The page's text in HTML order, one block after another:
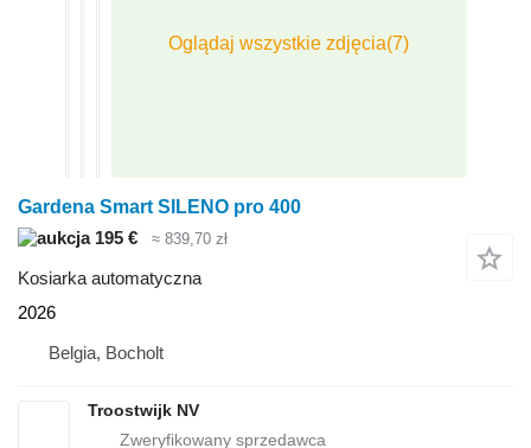
Gardena Smart SILENO pro 400
195 €
≈ 839,70 zł
Kosiarka automatyczna
2026
Belgia, Bocholt
Troostwijk NV